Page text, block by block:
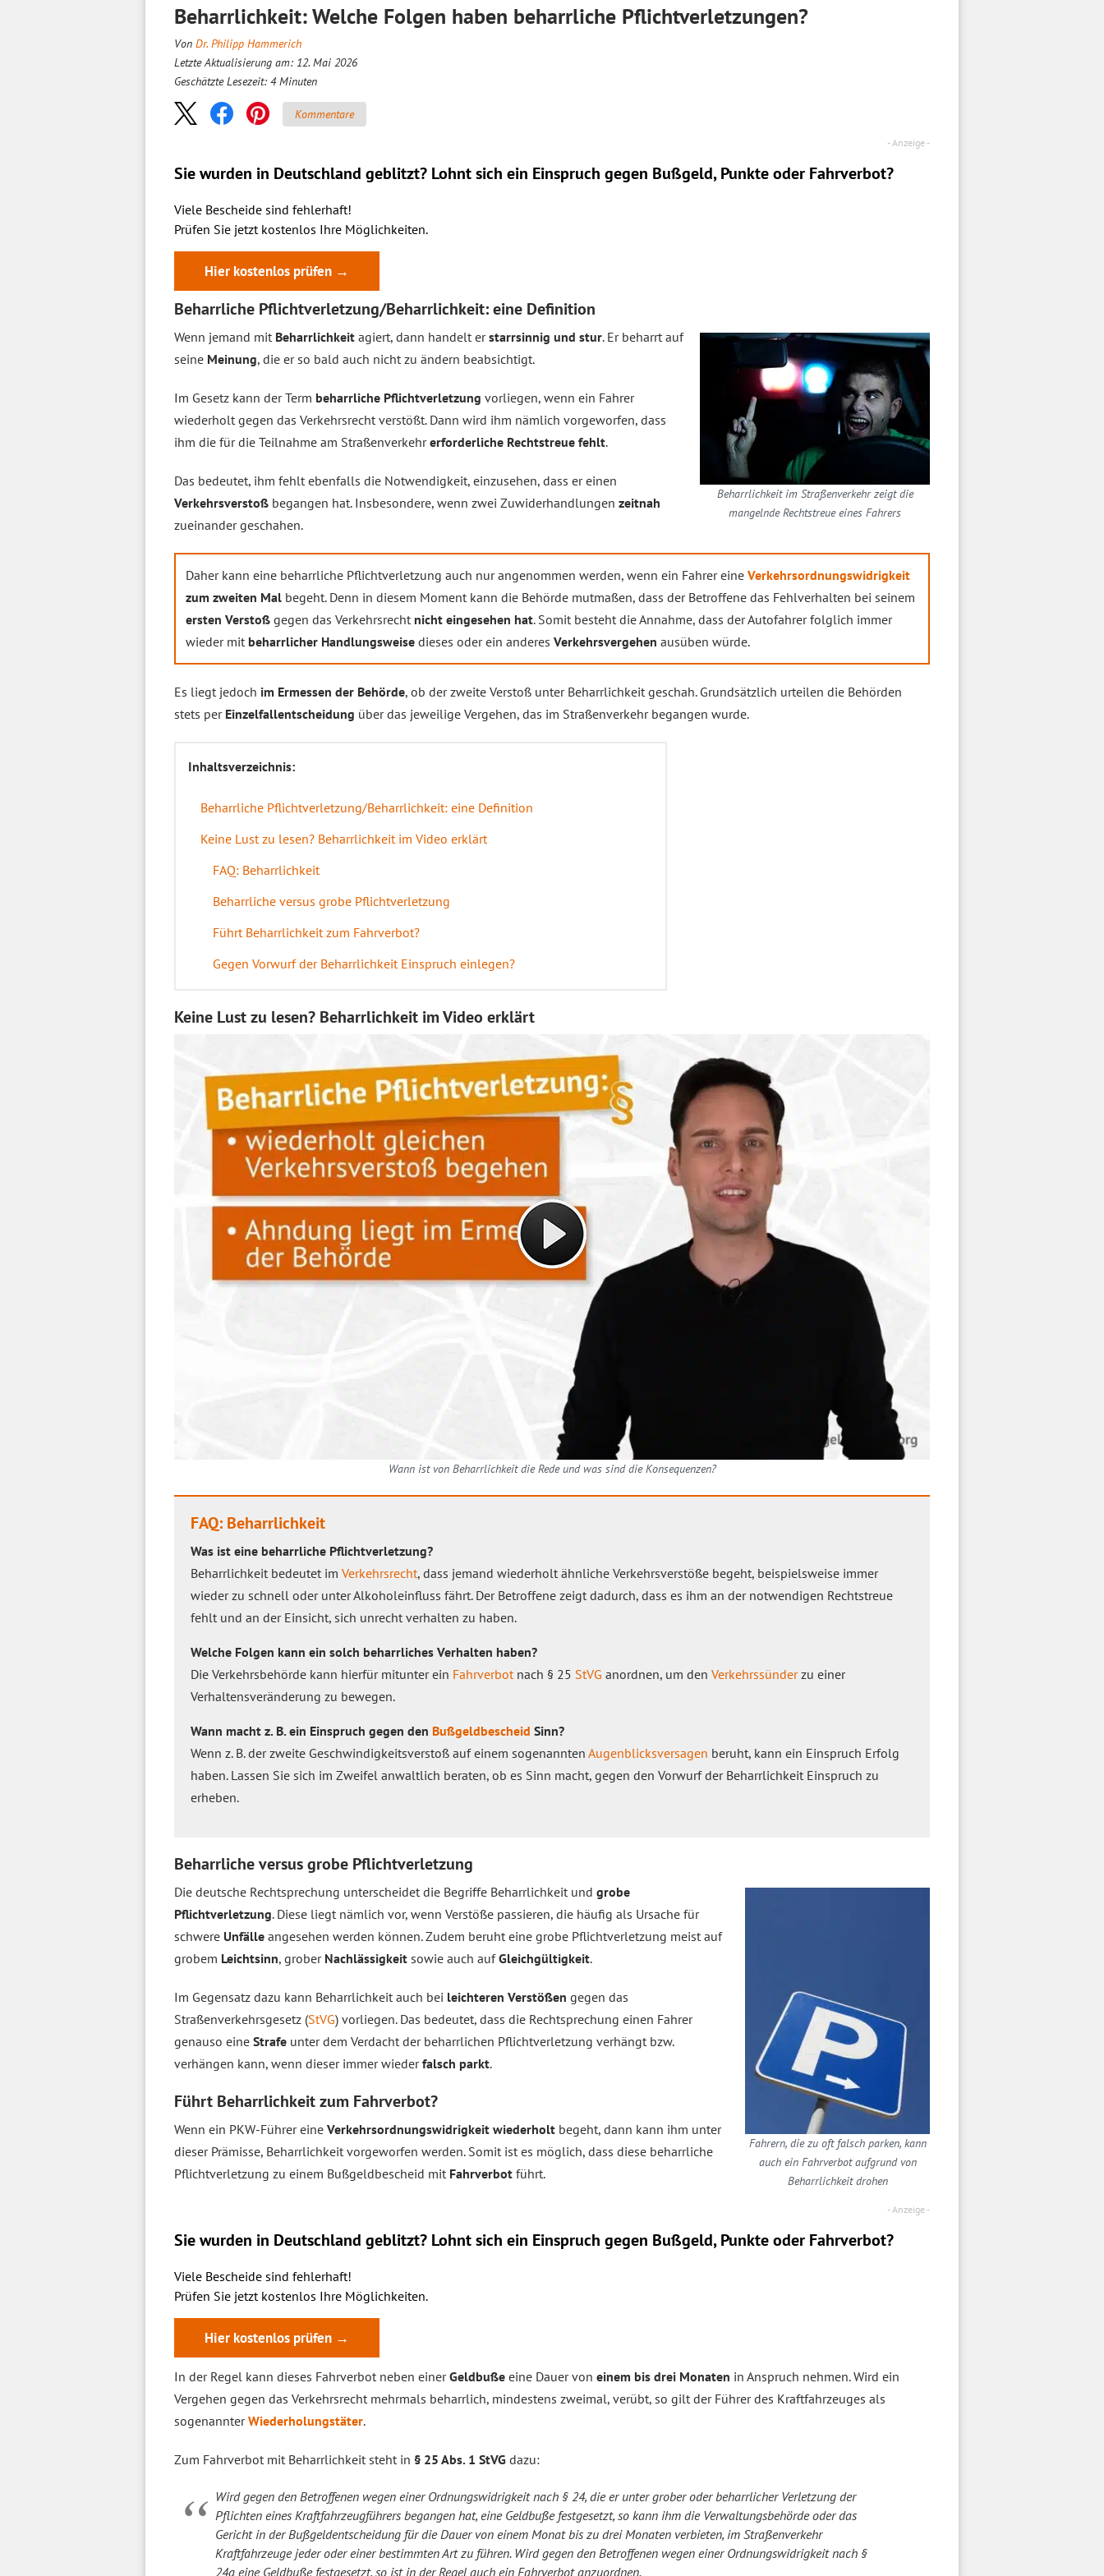
Beharrlichkeit: Welche Folgen haben beharrliche Pflichtverletzungen?
Von Dr. Philipp Hammerich
Letzte Aktualisierung am: 12. Mai 2026
Geschätzte Lesezeit: 4 Minuten
Kommentare
Sie wurden in Deutschland geblitzt? Lohnt sich ein Einspruch gegen Bußgeld, Punkte oder Fahrverbot?
Viele Bescheide sind fehlerhaft!
Prüfen Sie jetzt kostenlos Ihre Möglichkeiten.
Hier kostenlos prüfen →
Beharrliche Pflichtverletzung/Beharrlichkeit: eine Definition
Beharrlichkeit im Straßenverkehr zeigt die
mangelnde Rechtstreue eines Fahrers
Wenn jemand mit Beharrlichkeit agiert, dann handelt erstarrsinnig und stur. Er beharrt auf
seine Meinung, die er so bald auch nicht zu ändern beabsichtigt.
Im Gesetz kann der Term beharrliche Pflichtverletzung vorliegen, wenn ein Fahrer
wiederholt gegen das Verkehrsrecht verstößt. Dann wird ihm nämlich vorgeworfen, dass
ihm die für die Teilnahme am Straßenverkehrerforderliche Rechtstreue fehlt.
Das bedeutet, ihm fehlt ebenfalls die Notwendigkeit, einzusehen, dass er einen
Verkehrsverstoß begangen hat. Insbesondere, wenn zwei Zuwiderhandlungen zeitnah
zueinander geschahen.
Daher kann eine beharrliche Pflichtverletzung auch nur angenommen werden, wenn ein Fahrer eine Verkehrsordnungswidrigkeit
zum zweiten Mal begeht. Denn in diesem Moment kann die Behörde mutmaßen, dass der Betroffene das Fehlverhalten bei seinem
ersten Verstoß gegen das Verkehrsrecht nicht eingesehen hat. Somit besteht die Annahme, dass der Autofahrer folglich immer
wieder mit beharrlicher Handlungsweise dieses oder ein anderes Verkehrsvergehen ausüben würde.
Es liegt jedoch im Ermessen der Behörde, ob der zweite Verstoß unter Beharrlichkeit geschah. Grundsätzlich urteilen die Behörden
stets per Einzelfallentscheidung über das jeweilige Vergehen, das im Straßenverkehr begangen wurde.
Inhaltsverzeichnis:
Beharrliche Pflichtverletzung/Beharrlichkeit: eine Definition
Keine Lust zu lesen? Beharrlichkeit im Video erklärt
FAQ: Beharrlichkeit
Beharrliche versus grobe Pflichtverletzung
Führt Beharrlichkeit zum Fahrverbot?
Gegen Vorwurf der Beharrlichkeit Einspruch einlegen?
Keine Lust zu lesen? Beharrlichkeit im Video erklärt
Wann ist von Beharrlichkeit die Rede und was sind die Konsequenzen?
FAQ: Beharrlichkeit
Was ist eine beharrliche Pflichtverletzung?
Beharrlichkeit bedeutet im Verkehrsrecht, dass jemand wiederholt ähnliche Verkehrsverstöße begeht, beispielsweise immer
wieder zu schnell oder unter Alkoholeinfluss fährt. Der Betroffene zeigt dadurch, dass es ihm an der notwendigen Rechtstreue
fehlt und an der Einsicht, sich unrecht verhalten zu haben.
Welche Folgen kann ein solch beharrliches Verhalten haben?
Die Verkehrsbehörde kann hierfür mitunter ein Fahrverbotnach § 25 StVG anordnen, um den Verkehrssünderzu einer
Verhaltensveränderung zu bewegen.
Wann macht z. B. ein Einspruch gegen den Bußgeldbescheid Sinn?
Wenn z. B. der zweite Geschwindigkeitsverstoß auf einem sogenannten Augenblicksversagen beruht, kann ein Einspruch Erfolg
haben. Lassen Sie sich im Zweifel anwaltlich beraten, ob es Sinn macht, gegen den Vorwurf der Beharrlichkeit Einspruch zu
erheben.
Beharrliche versus grobe Pflichtverletzung
Fahrern, die zu oft falsch parken, kann
auch ein Fahrverbot aufgrund von
Beharrlichkeit drohen
Die deutsche Rechtsprechung unterscheidet die Begriffe Beharrlichkeit und grobe
Pflichtverletzung. Diese liegt nämlich vor, wenn Verstöße passieren, die häufig als Ursache für
schwere Unfälle angesehen werden können. Zudem beruht eine grobe Pflichtverletzung meist auf
grobem Leichtsinn, grober Nachlässigkeit sowie auch aufGleichgültigkeit.
Im Gegensatz dazu kann Beharrlichkeit auch bei leichteren Verstößen gegen das
Straßenverkehrsgesetz (StVG) vorliegen. Das bedeutet, dass die Rechtsprechung einen Fahrer
genauso eine Strafe unter dem Verdacht der beharrlichen Pflichtverletzung verhängt bzw.
verhängen kann, wenn dieser immer wiederfalsch parkt.
Führt Beharrlichkeit zum Fahrverbot?
Wenn ein PKW-Führer eine Verkehrsordnungswidrigkeit wiederholt begeht, dann kann ihm unter
dieser Prämisse, Beharrlichkeit vorgeworfen werden. Somit ist es möglich, dass diese beharrliche
Pflichtverletzung zu einem Bußgeldbescheid mit Fahrverbot führt.
Sie wurden in Deutschland geblitzt? Lohnt sich ein Einspruch gegen Bußgeld, Punkte oder Fahrverbot?
Viele Bescheide sind fehlerhaft!
Prüfen Sie jetzt kostenlos Ihre Möglichkeiten.
Hier kostenlos prüfen →
In der Regel kann dieses Fahrverbot neben einerGeldbuße eine Dauer von einem bis drei Monaten in Anspruch nehmen. Wird ein
Vergehen gegen das Verkehrsrecht mehrmals beharrlich, mindestens zweimal, verübt, so gilt der Führer des Kraftfahrzeuges als
sogenannterWiederholungstäter.
Zum Fahrverbot mit Beharrlichkeit steht in § 25 Abs. 1 StVG dazu:
Wird gegen den Betroffenen wegen einer Ordnungswidrigkeit nach § 24, die er unter grober oder beharrlicher Verletzung der
Pflichten eines Kraftfahrzeugführers begangen hat, eine Geldbuße festgesetzt, so kann ihm die Verwaltungsbehörde oder das
Gericht in der Bußgeldentscheidung für die Dauer von einem Monat bis zu drei Monaten verbieten, im Straßenverkehr
Kraftfahrzeuge jeder oder einer bestimmten Art zu führen. Wird gegen den Betroffenen wegen einer Ordnungswidrigkeit nach §
24a eine Geldbuße festgesetzt, so ist in der Regel auch ein Fahrverbot anzuordnen.